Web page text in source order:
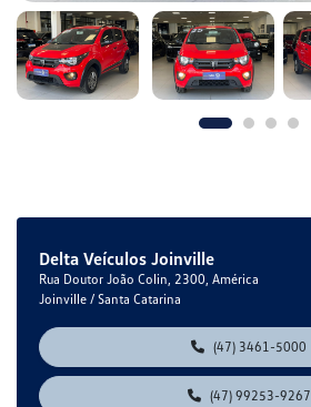
Delta Veículos Joinville
Rua Doutor João Colin, 2300, América
Joinville / Santa Catarina
(47) 3461-5000
(47) 99253-9267